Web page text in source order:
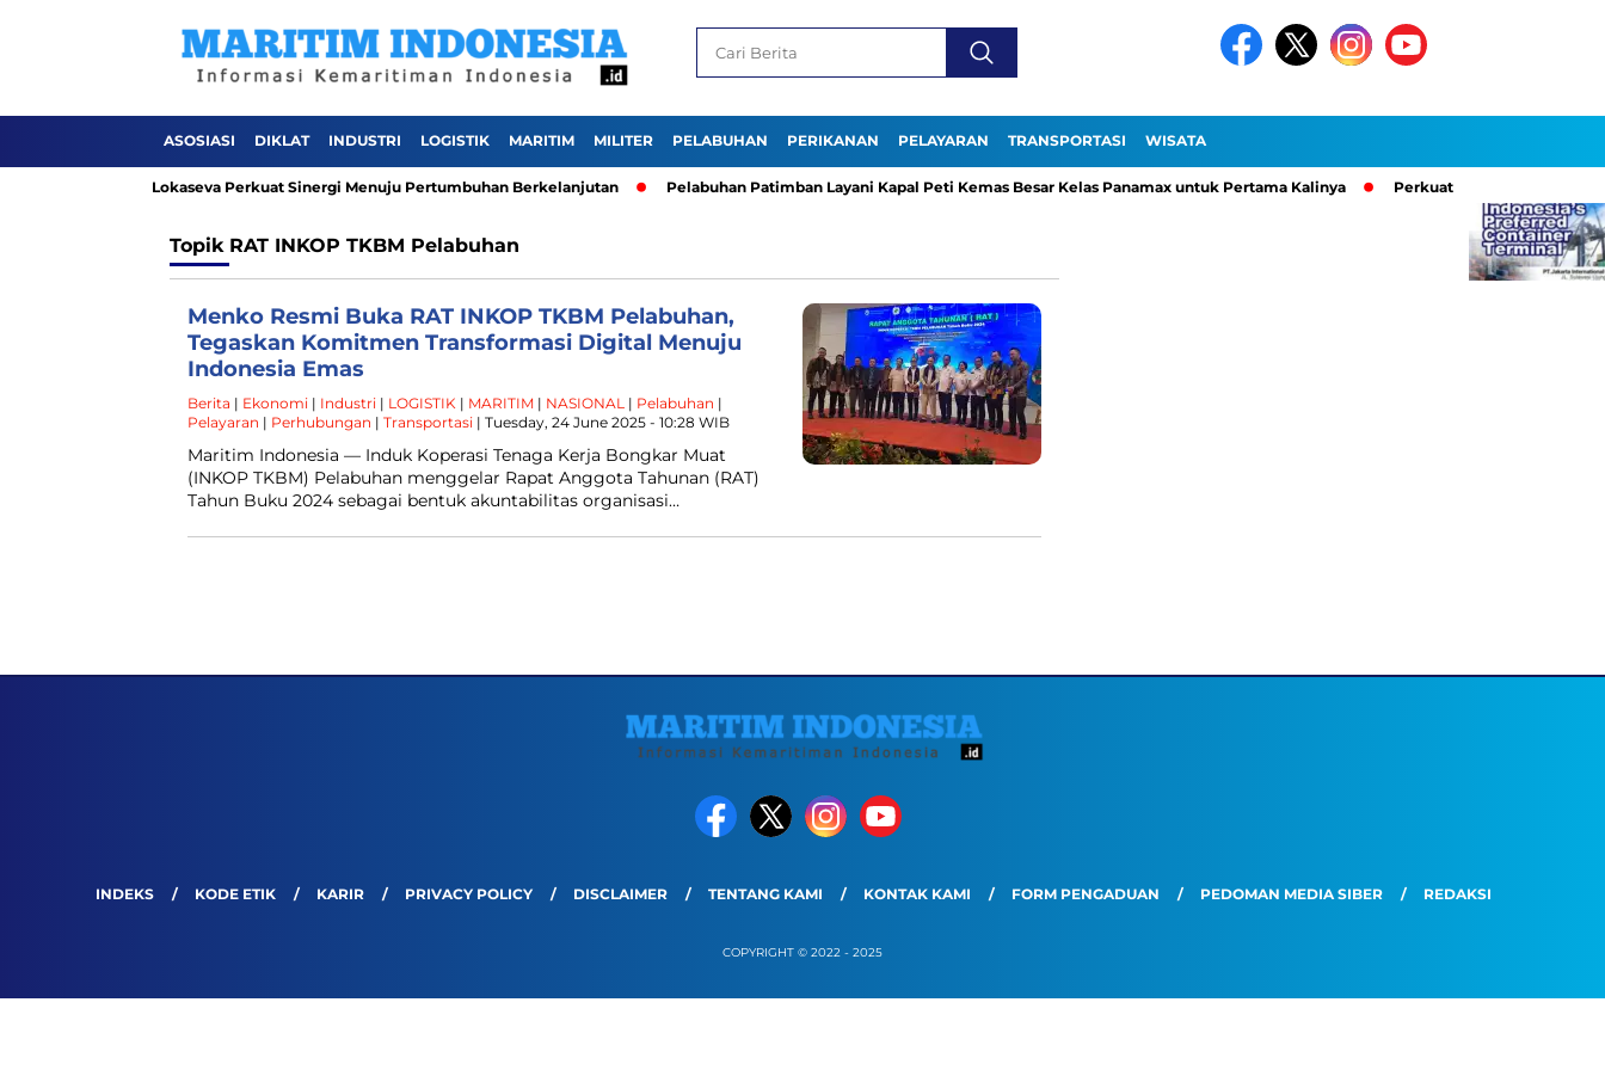
ASOSIASI DIKLAT INDUSTRI LOGISTIK MARITIM MILITER PELABUHAN PERIKANAN PELAYARAN TRANSPORTASI WISATA
Pelindo Sinergi Lokaseva Perkuat Sinergi Menuju Pertumbuhan Berkelanjutan Pelabuhan Patimban Layani Kapal Peti Kemas Besar Kelas Panamax untuk Pertama Kalinya Perkuat Ekosistem Logistik,
Topik RAT INKOP TKBM Pelabuhan
Menko Resmi Buka RAT INKOP TKBM Pelabuhan,
Tegaskan Komitmen Transformasi Digital Menuju
Indonesia Emas
Berita | Ekonomi | Industri | LOGISTIK | MARITIM | NASIONAL | Pelabuhan |
Pelayaran | Perhubungan | Transportasi | Tuesday, 24 June 2025 - 10:28 WIB
Maritim Indonesia — Induk Koperasi Tenaga Kerja Bongkar Muat
(INKOP TKBM) Pelabuhan menggelar Rapat Anggota Tahunan (RAT)
Tahun Buku 2024 sebagai bentuk akuntabilitas organisasi…
INDEKS KODE ETIK KARIR PRIVACY POLICY DISCLAIMER TENTANG KAMI KONTAK KAMI FORM PENGADUAN PEDOMAN MEDIA SIBER REDAKSI
COPYRIGHT © 2022 - 2025